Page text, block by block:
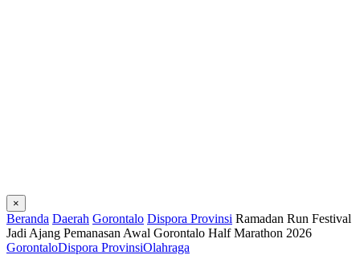
×
Beranda Daerah Gorontalo Dispora Provinsi Ramadan Run Festival
Jadi Ajang Pemanasan Awal Gorontalo Half Marathon 2026
GorontaloDispora ProvinsiOlahraga